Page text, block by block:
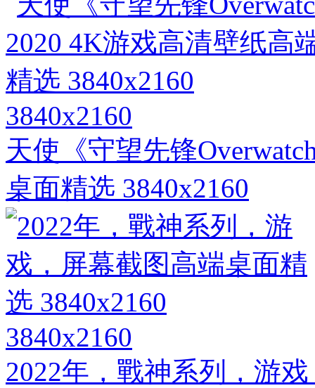
3840x2160
天使《守望先锋
桌面精选 3840x2160
3840x2160
2022年，戰神系列，游